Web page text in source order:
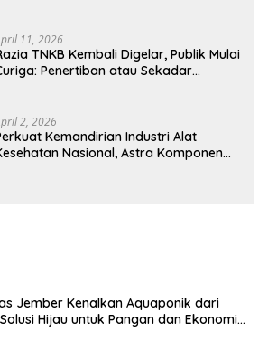
11, 2026
TNKB Kembali Digelar, Publik Mulai
Penertiban atau Sekadar
2, 2026
Kemandirian Industri Alat
Nasional, Astra Komponen
Jember Kenalkan Aquaponik dari
Hijau untuk Pangan dan Ekonomi